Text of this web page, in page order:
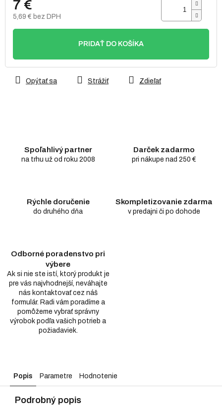
7 €
5,69 € bez DPH
Jednotková
PRIDAŤ DO KOŠÍKA
Opýtať sa Strážiť Zdieľať
Spoľahlivý partner
na trhu už od roku 2008
Darček zadarmo
pri nákupe nad 250 €
Rýchle doručenie
do druhého dňa
Skompletizovanie zdarma
v predajni či po dohode
Odborné poradenstvo pri
výbere
Ak si nie ste istí, ktorý produkt je
pre vás najvhodnejší, neváhajte
nás kontaktovať cez náš
formulár. Radi vám poradíme a
pomôžeme vybrať správny
výrobok podľa vašich potrieb a
požiadaviek.
Popis Parametre Hodnotenie
Podrobný popis